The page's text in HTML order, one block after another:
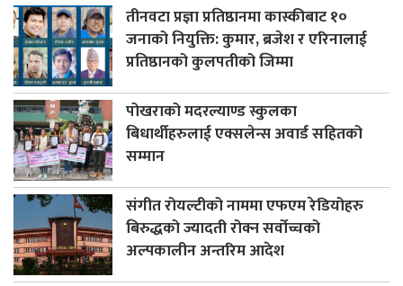
तीनवटा प्रज्ञा प्रतिष्ठानमा कास्कीबाट १०
जनाको नियुक्ति: कुमार, ब्रजेश र एरिनालाई
प्रतिष्ठानको कुलपतीको जिम्मा
पोखराको मदरल्याण्ड स्कुलका
बिधार्थीहरुलाई एक्सलेन्स अवार्ड सहितको
सम्मान
संगीत रोयल्टीको नाममा एफएम रेडियोहरु
बिरुद्धको ज्यादती रोक्न सर्वोच्चको
अल्पकालीन अन्तरिम आदेश